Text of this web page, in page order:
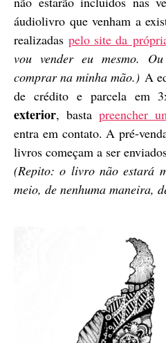
áudiolivro que venham a
realizadaspelo site da
vou vender eu mesmo.
comprar na minha mão.) A
de crédito e parcela em
exterior, basta preencher
entra em contato. A pré-
livros começam a ser
(Repito: o livro não estará
meio, de nenhuma maneira,